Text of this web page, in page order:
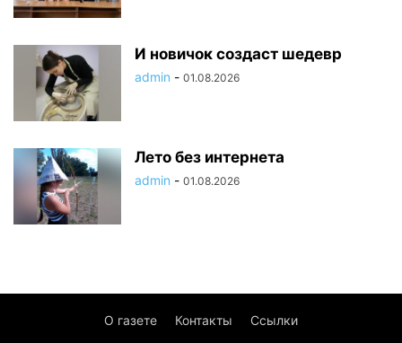
И новичок создаст шедевр
admin - 01.08.2026
Лето без интернета
admin - 01.08.2026
О газете Контакты Ссылки